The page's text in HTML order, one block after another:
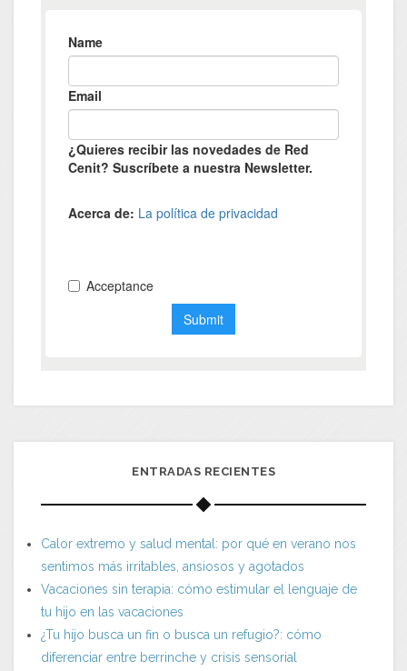
ENTRADAS RECIENTES
Calor extremo y salud mental: por qué en verano nos
sentimos más irritables, ansiosos y agotados
Vacaciones sin terapia: cómo estimular el lenguaje de
tu hijo en las vacaciones
¿Tu hijo busca un fin o busca un refugio?: cómo
diferenciar entre berrinche y crisis sensorial